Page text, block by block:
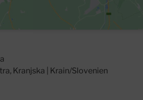
Kranjska | Krain/Slovenien